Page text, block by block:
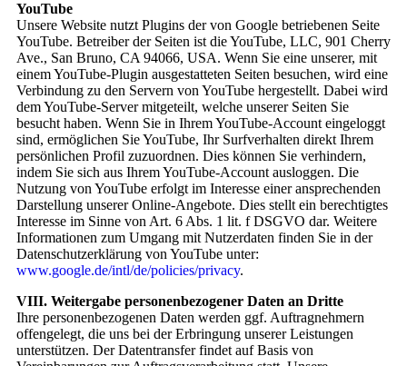
YouTube
Unsere Website nutzt Plugins der von Google betriebenen Seite
YouTube. Betreiber der Seiten ist die YouTube, LLC, 901 Cherry
Ave., San Bruno, CA 94066, USA. Wenn Sie eine unserer, mit
einem YouTube-Plugin ausgestatteten Seiten besuchen, wird eine
Verbindung zu den Servern von YouTube hergestellt. Dabei wird
dem YouTube-Server mitgeteilt, welche unserer Seiten Sie
besucht haben. Wenn Sie in Ihrem YouTube-Account eingeloggt
sind, ermöglichen Sie YouTube, Ihr Surfverhalten direkt Ihrem
persönlichen Profil zuzuordnen. Dies können Sie verhindern,
indem Sie sich aus Ihrem YouTube-Account ausloggen. Die
Nutzung von YouTube erfolgt im Interesse einer ansprechenden
Darstellung unserer Online-Angebote. Dies stellt ein berechtigtes
Interesse im Sinne von Art. 6 Abs. 1 lit. f DSGVO dar. Weitere
Informationen zum Umgang mit Nutzerdaten finden Sie in der
Datenschutzerklärung von YouTube unter:
www.google.de/intl/de/policies/privacy.
VIII. Weitergabe personenbezogener Daten an Dritte
Ihre personenbezogenen Daten werden ggf. Auftragnehmern
offengelegt, die uns bei der Erbringung unserer Leistungen
unterstützen. Der Datentransfer findet auf Basis von